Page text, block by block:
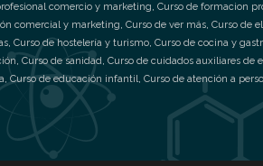
comercio y marketing, Curso de formacion
comercial y marketing, Curso de ver más, Curso de
, Curso de hostelería y turismo, Curso de cocina y
, Curso de sanidad, Curso de cuidados auxiliares de
, Curso de educación infantil, Curso de atención a